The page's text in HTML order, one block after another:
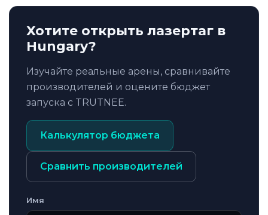
Хотите открыть лазертаг в
Hungary?
Изучайте реальные арены, сравнивайте
производителей и оцените бюджет
запуска с TRUTNEE.
Калькулятор бюджета
Сравнить производителей
Имя